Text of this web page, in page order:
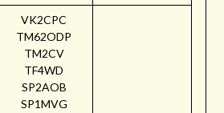
VK2CPC
TM62ODP
TM2CV
TF4WD
SP2AOB
SP1MVG